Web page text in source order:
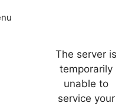
The server is
temporarily
unable to
service your